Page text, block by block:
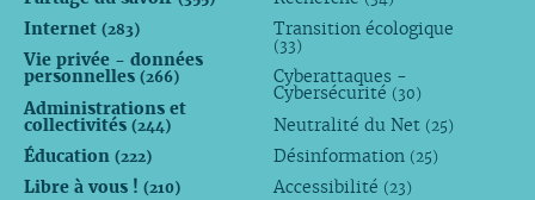
Internet (283)
Vie privée - données
personnelles (266)
Administrations et
collectivités (244)
Éducation (222)
Libre à vous ! (210)
Transition écologique
(33)
Cyberattaques -
Cybersécurité (30)
Neutralité du Net (25)
Désinformation (25)
Accessibilité (23)